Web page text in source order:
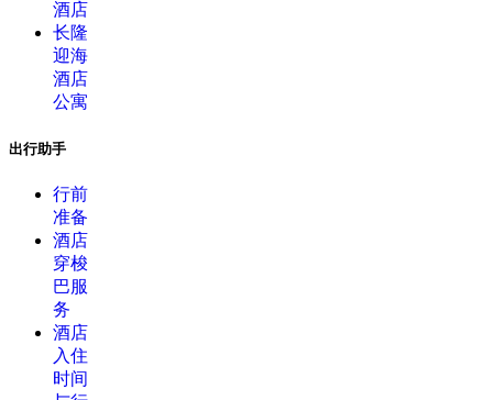
酒店
长隆
迎海
酒店
公寓
出行助手
行前
准备
酒店
穿梭
巴服
务
酒店
入住
时间